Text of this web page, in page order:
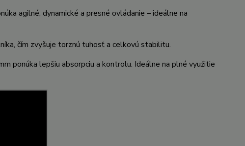
agilné, dynamické a presné ovládanie – ideálne na
čím zvyšuje torznú tuhosť a celkovú stabilitu.
ponúka lepšiu absorpciu a kontrolu. Ideálne na plné využitie